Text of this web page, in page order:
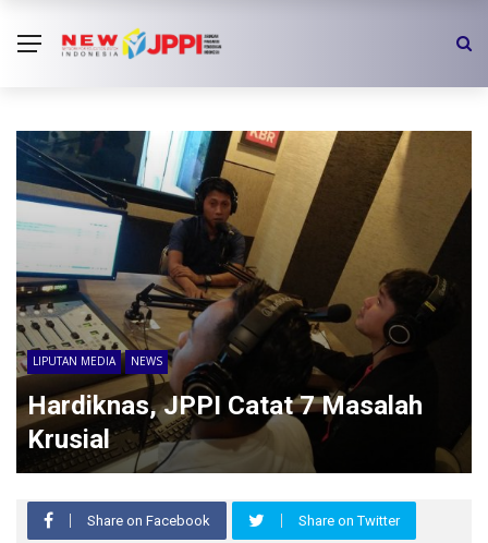
LIPUTAN MEDIA NEWS
Hardiknas, JPPI Catat 7 Masalah
Krusial
Share on Facebook Share on Twitter